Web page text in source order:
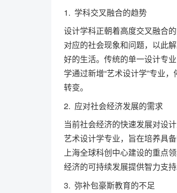
1. 学科交叉融合的趋势
设计学科正朝着高度交叉融合
对应的社会现象和问题，以此
好的生活。传统的单一设计专
学通过新增“艺术设计学”专业
转变。
2. 应对社会经济发展的需求
当前社会经济的快速发展对设
艺术设计学专业，旨在培养具
上海全球科创中心建设的重点
经济的可持续发展提供智力支持
3. 弥补包豪斯教育的不足